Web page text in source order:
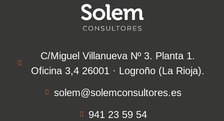
C/Miguel Villanueva Nº 3. Planta 1.
Oficina 3,4 26001 · Logroño (La Rioja).​
solem@solemconsultores.es
941 23 59 54